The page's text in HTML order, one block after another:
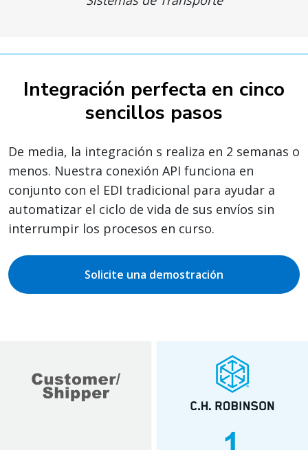
Integración perfecta en cinco
sencillos pasos
De media, la integración s realiza en 2 semanas o
menos. Nuestra conexión API funciona en
conjunto con el EDI tradicional para ayudar a
automatizar el ciclo de vida de sus envíos sin
interrumpir los procesos en curso.
Solicite una demostración